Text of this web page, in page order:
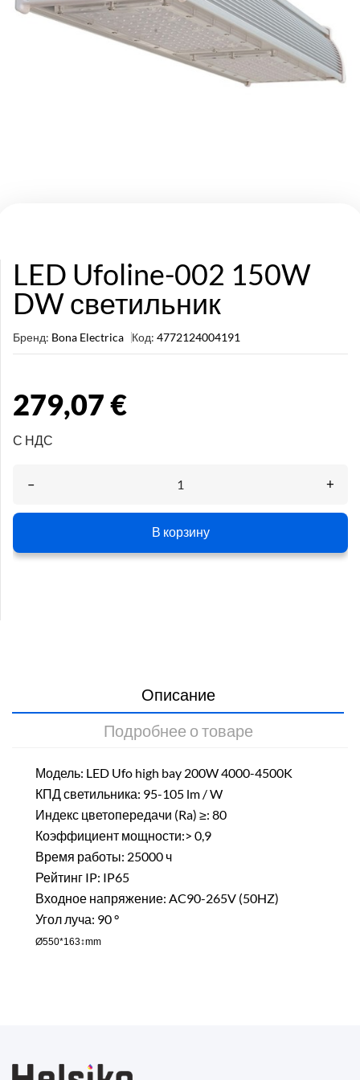
LED Ufoline-002 150W
DW светильник
Бренд: Bona Electrica Код: 4772124004191
279,07 €
С НДС
– +
В корзину
Описание
Подробнее о товаре
Модель: LED Ufo high bay 200W 4000-4500K
КПД светильника: 95-105 lm / W
Индекс цветопередачи (Ra) ≥: 80
Коэффициент мощности:> 0,9
Время работы: 25000 ч
Рейтинг IP: IP65
Входное напряжение: AC90-265V (50HZ)
Угол луча: 90 °
Ø550*163↕mm